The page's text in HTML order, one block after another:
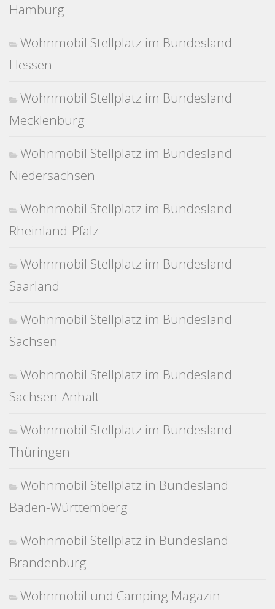
Hamburg
Wohnmobil Stellplatz im Bundesland
Hessen
Wohnmobil Stellplatz im Bundesland
Mecklenburg
Wohnmobil Stellplatz im Bundesland
Niedersachsen
Wohnmobil Stellplatz im Bundesland
Rheinland-Pfalz
Wohnmobil Stellplatz im Bundesland
Saarland
Wohnmobil Stellplatz im Bundesland
Sachsen
Wohnmobil Stellplatz im Bundesland
Sachsen-Anhalt
Wohnmobil Stellplatz im Bundesland
Thüringen
Wohnmobil Stellplatz in Bundesland
Baden-Württemberg
Wohnmobil Stellplatz in Bundesland
Brandenburg
Wohnmobil und Camping Magazin